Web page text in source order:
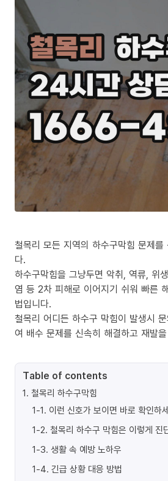
철목리 모든 지역의 하수구막힘 문제를
다.
하수구막힘을 그냥두면 악취, 역류, 위
염 등 2차 피해로 이어지기 쉬워 빠른
법입니다.
철목리 어디든 하수구 막힘이 발생시
여 배수 문제를 신속히 해결하고 재발
Table of contents
1. 철목리 하수구막힘
1-1. 이런 신호가 보이면 바로 확인하
1-2. 철목리 하수구 막힘은 이렇게 진
1-3. 생활 속 예방 노하우
1-4. 긴급 상황 대응 방법